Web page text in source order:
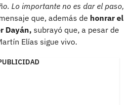
Lo importante no es dar el paso,
que, además de honrar el
Dayán, subrayó que, a pesar de
Elías sigue vivo.